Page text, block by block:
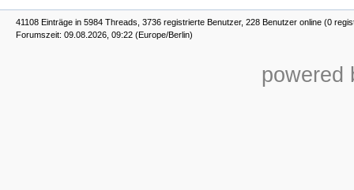
41108 Einträge in 5984 Threads, 3736 registrierte Benutzer, 228 Benutzer online (0
Forumszeit: 09.08.2026, 09:22 (Europe/Berlin)
powered